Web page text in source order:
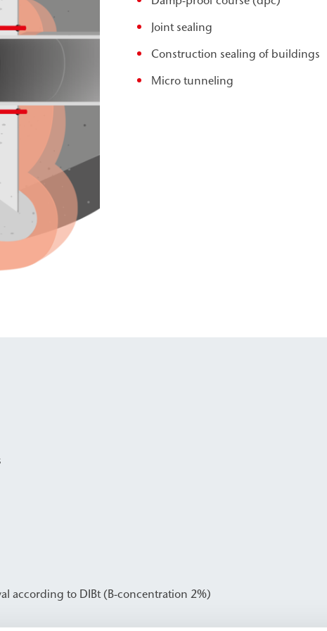
Joint sealing
Construction sealing of buildings
Micro tunneling
according to DIBt (B-concentration 2%)